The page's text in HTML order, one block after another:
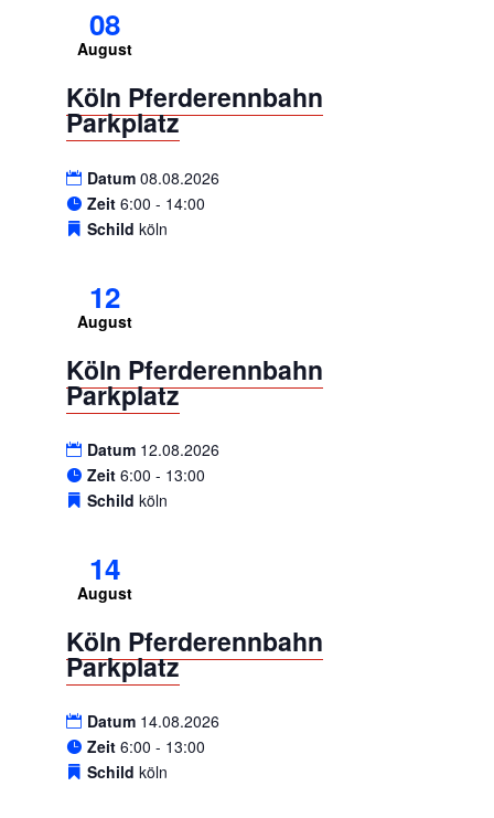
08
August
Köln Pferderennbahn
Parkplatz
Datum 08.08.2026
Zeit 6:00 - 14:00
Schild köln
12
August
Köln Pferderennbahn
Parkplatz
Datum 12.08.2026
Zeit 6:00 - 13:00
Schild köln
14
August
Köln Pferderennbahn
Parkplatz
Datum 14.08.2026
Zeit 6:00 - 13:00
Schild köln